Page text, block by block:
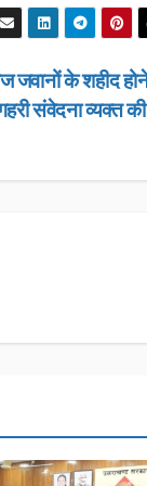
जवानों के शहीद
संवेदना व्यक्त की
डीएम सख्त, एक